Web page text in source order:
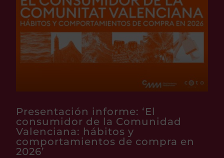
Presentación informe: ‘El
consumidor de la Comunidad
Valenciana: hábitos y
comportamientos de compra en
2026’